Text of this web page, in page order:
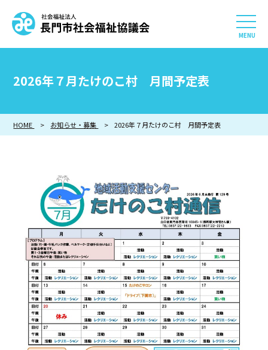
社会福祉法人 長門市社
相談したい
参加したい・貢献したい
利用したい
採用情報
アクセス
お問合せ
2026年７月たけのこ村 月間予定表
HOME お知らせ・募集 2026年７月たけのこ村 月間予定表